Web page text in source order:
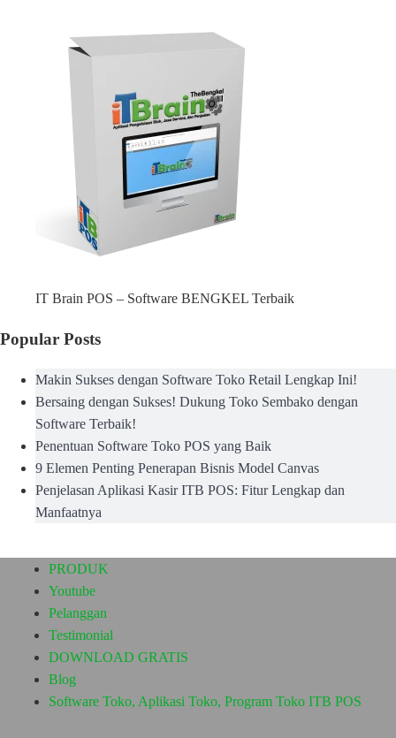
IT Brain POS – Software BENGKEL Terbaik
Popular Posts
Makin Sukses dengan Software Toko Retail Lengkap Ini!
Bersaing dengan Sukses! Dukung Toko Sembako dengan
Software Terbaik!
Penentuan Software Toko POS yang Baik
9 Elemen Penting Penerapan Bisnis Model Canvas
Penjelasan Aplikasi Kasir ITB POS: Fitur Lengkap dan
Manfaatnya
PRODUK
Youtube
Pelanggan
Testimonial
DOWNLOAD GRATIS
Blog
Software Toko, Aplikasi Toko, Program Toko ITB POS